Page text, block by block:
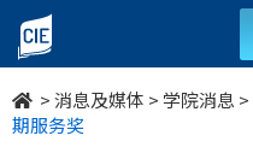
浸
大
持
>消息及媒体 >学院消息 >
期服务奖